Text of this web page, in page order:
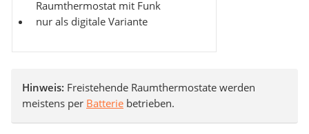
Raumthermostat mit Funk
nur als digitale Variante
Hinweis: Freistehende Raumthermostate werden
meistens per Batterie betrieben.